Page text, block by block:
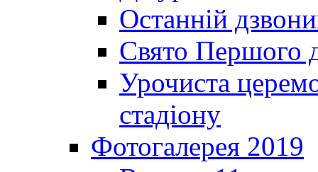
Останній
Свято Першого
Урочиста
стадіону
Фотогалерея 2019